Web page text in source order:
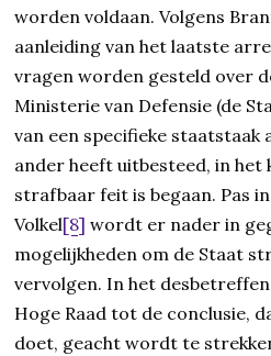
worden voldaan. Volgens
aanleiding van het laatste
vragen worden gesteld over
Ministerie van Defensie (de
van een specifieke staatstaak
ander heeft uitbesteed, in het
strafbaar feit is begaan. Pas
Volkel[8] wordt er nader in
mogelijkheden om de Staat
vervolgen. In het
Hoge Raad tot de conclusie,
doet, geacht wordt te